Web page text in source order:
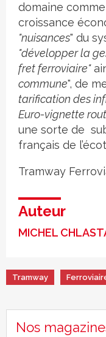
domaine comme
croissance
"nuisances" du
"développer la
fret ferroviaire"
commune", de
tarification des
Euro-vignette
une sorte de
français de
Tramway
Auteur
MICHEL
Tramway
Nos